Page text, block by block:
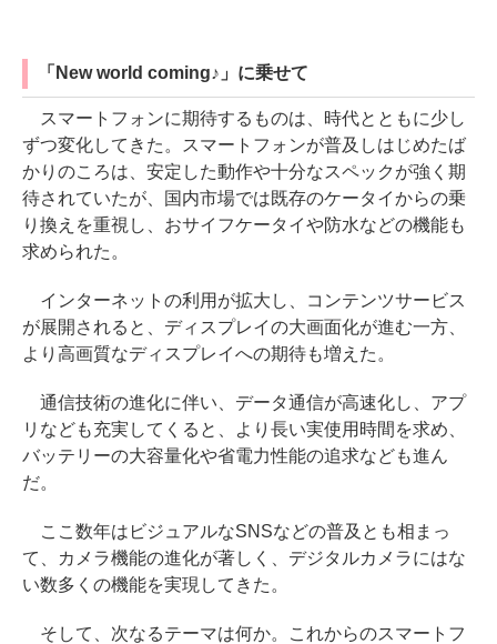
「New world coming♪」に乗せて
スマートフォンに期待するものは、時代とともに少し
ずつ変化してきた。スマートフォンが普及しはじめたば
かりのころは、安定した動作や十分なスペックが強く期
待されていたが、国内市場では既存のケータイからの乗
り換えを重視し、おサイフケータイや防水などの機能も
求められた。
インターネットの利用が拡大し、コンテンツサービス
が展開されると、ディスプレイの大画面化が進む一方、
より高画質なディスプレイへの期待も増えた。
通信技術の進化に伴い、データ通信が高速化し、アプ
リなども充実してくると、より長い実使用時間を求め、
バッテリーの大容量化や省電力性能の追求なども進ん
だ。
ここ数年はビジュアルなSNSなどの普及とも相まっ
て、カメラ機能の進化が著しく、デジタルカメラにはな
い数多くの機能を実現してきた。
そして、次なるテーマは何か。これからのスマートフ